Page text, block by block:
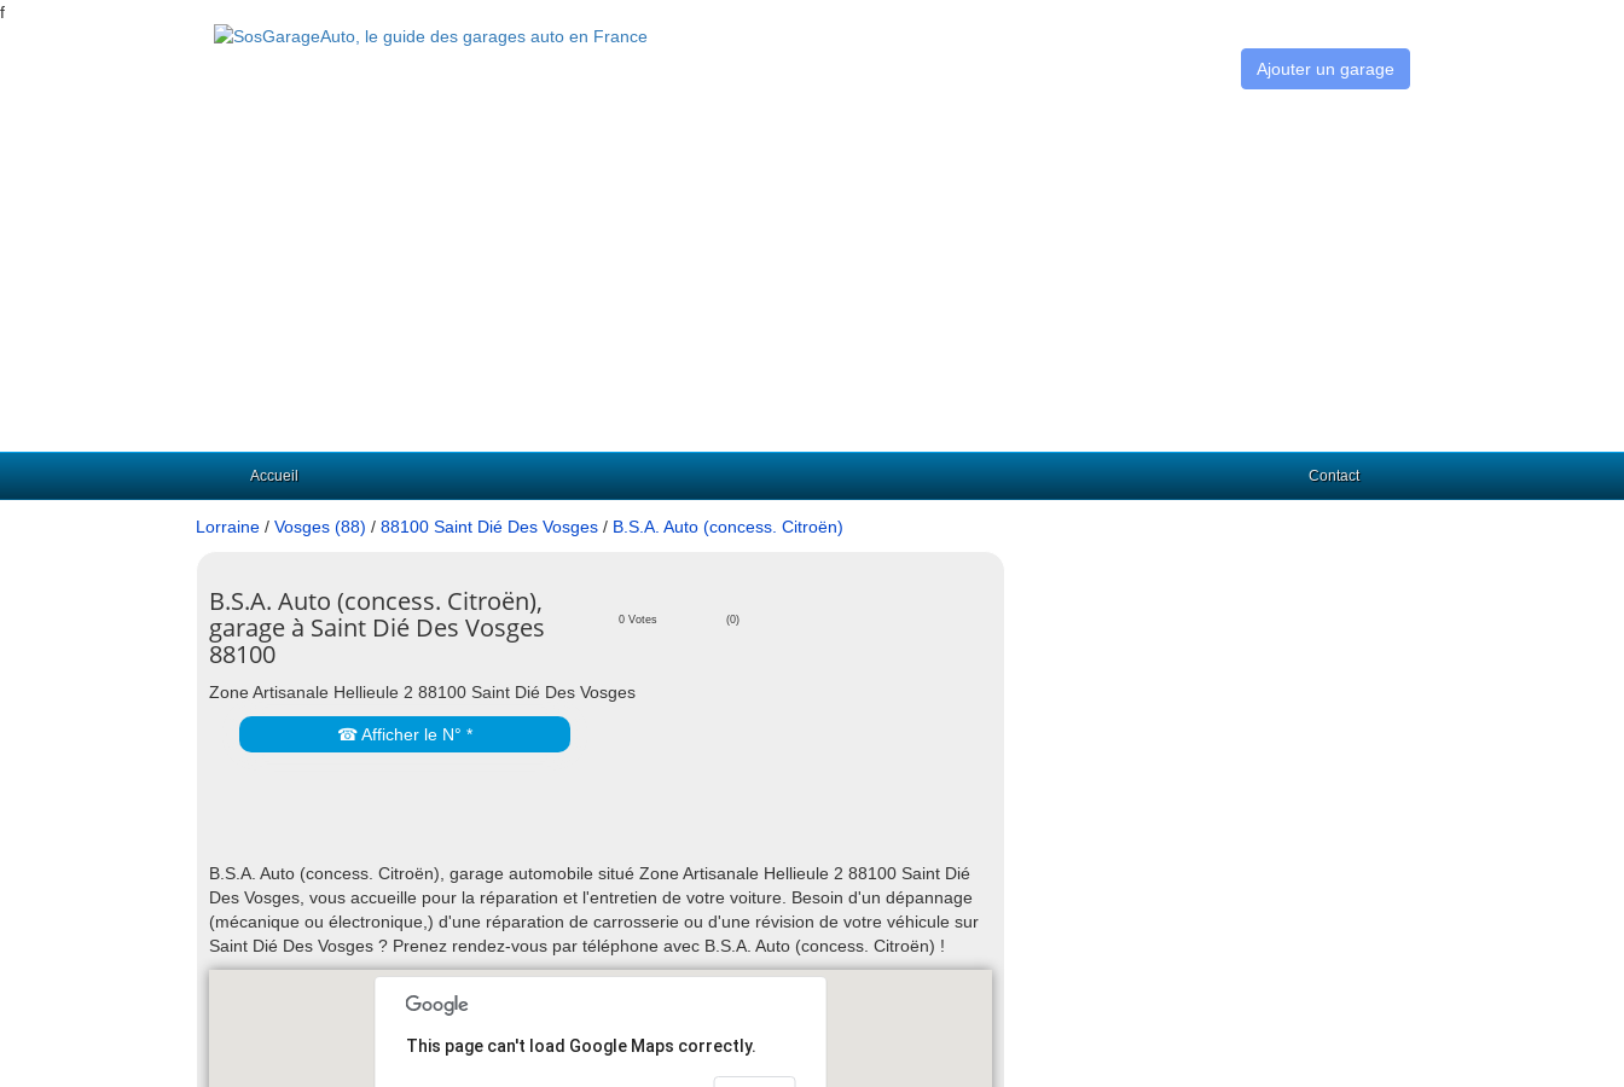
f
Ajouter un garage
Accueil Contact
Lorraine / Vosges (88) / 88100 Saint Dié Des Vosges / B.S.A. Auto (concess. Citroën)
B.S.A. Auto (concess. Citroën),
garage à Saint Dié Des Vosges
88100
0 Votes (0)
Zone Artisanale Hellieule 2 88100 Saint Dié Des Vosges
☎ Afficher le N° *
B.S.A. Auto (concess. Citroën), garage automobile situé Zone Artisanale Hellieule 2 88100 Saint Dié
Des Vosges, vous accueille pour la réparation et l'entretien de votre voiture. Besoin d'un dépannage
(mécanique ou électronique,) d'une réparation de carrosserie ou d'une révision de votre véhicule sur
Saint Dié Des Vosges ? Prenez rendez-vous par téléphone avec B.S.A. Auto (concess. Citroën) !
This page can't load Google Maps correctly.